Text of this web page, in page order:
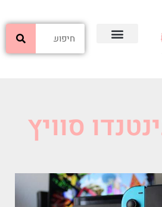
סוויץ